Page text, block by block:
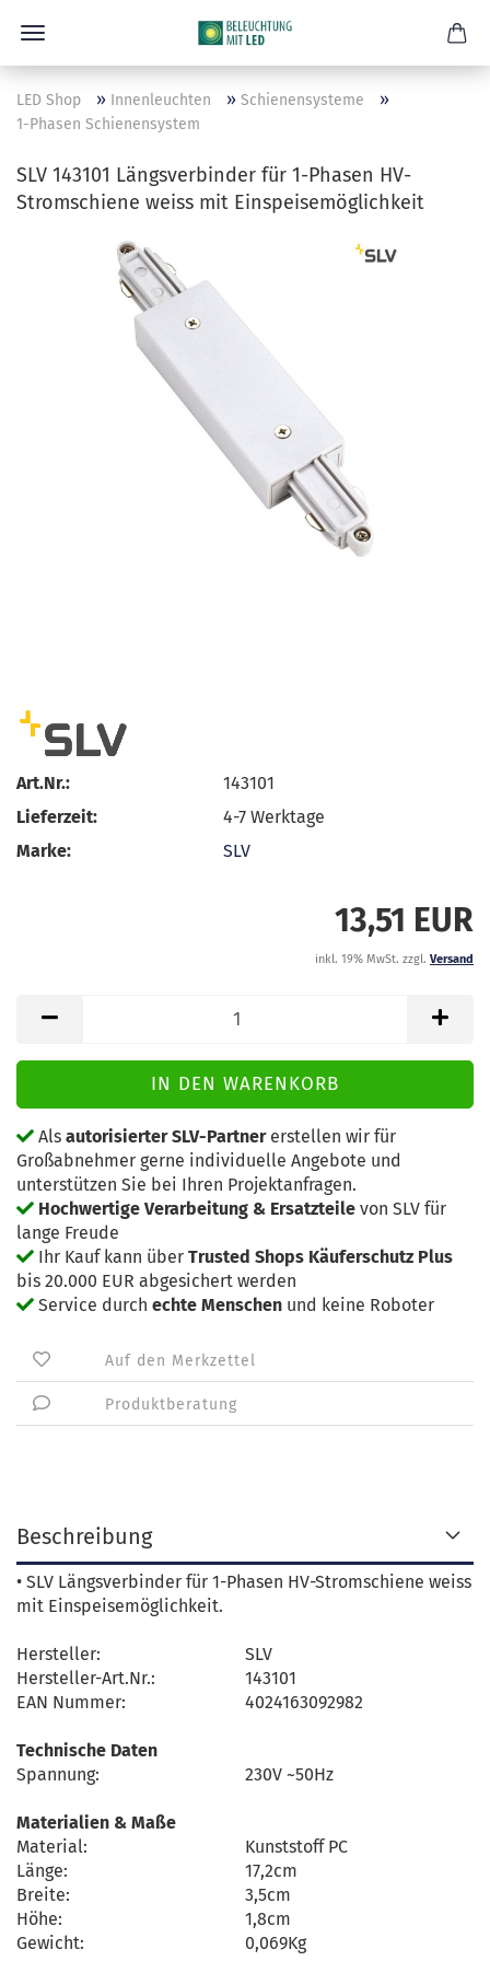
LED Shop » Innenleuchten » Schienensysteme »
1-Phasen Schienensystem
SLV 143101 Längsverbinder für 1-Phasen HV-
Stromschiene weiss mit Einspeisemöglichkeit
Art.Nr.:
143101
Lieferzeit:
4-7 Werktage
Marke:
SLV
13,51 EUR
inkl. 19% MwSt. zzgl. Versand
Als autorisierter SLV-Partnererstellen wir für
Großabnehmer gerne individuelle Angebote und
unterstützen Sie bei Ihren Projektanfragen.
Hochwertige Verarbeitung & Ersatzteile von SLV für
lange Freude
Ihr Kauf kann über Trusted Shops Käuferschutz Plus
bis 20.000 EUR abgesichert werden
Service durch echte Menschen und keine Roboter
Auf den Merkzettel
Produktberatung
Beschreibung
• SLV Längsverbinder für 1-Phasen HV-Stromschiene weiss
mit Einspeisemöglichkeit.
Hersteller:
SLV
Hersteller-Art.Nr.:
143101
EAN Nummer:
4024163092982
Technische Daten
Spannung:
230V ~50Hz
Materialien & Maße
Material:
Kunststoff PC
Länge:
17,2cm
Breite:
3,5cm
Höhe:
1,8cm
Gewicht:
0,069Kg